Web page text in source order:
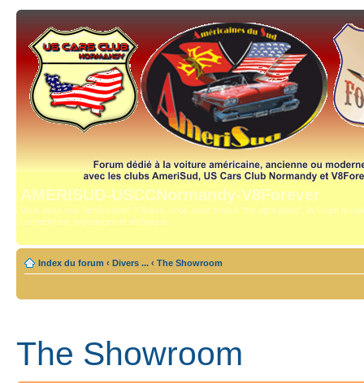
AMERISUD-USCCNormandy-V8Forever
Vous avez une "américaine" ? Bravo, vous avez trouvé "the right place", le forum qui
compétence, reportages et technique.
Index du forum ‹ Divers ... ‹ The Showroom
The Showroom